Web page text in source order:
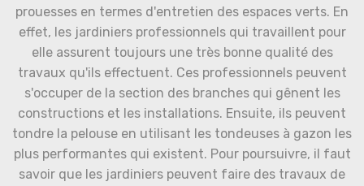
prouesses en termes d'entretien des espaces verts. En
effet, les jardiniers professionnels qui travaillent pour
elle assurent toujours une très bonne qualité des
travaux qu'ils effectuent. Ces professionnels peuvent
s'occuper de la section des branches qui gênent les
constructions et les installations. Ensuite, ils peuvent
tondre la pelouse en utilisant les tondeuses à gazon les
plus performantes qui existent. Pour poursuivre, il faut
savoir que les jardiniers peuvent faire des travaux de